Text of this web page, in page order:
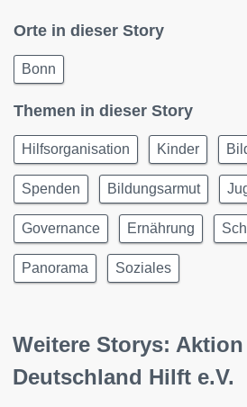
Orte in dieser Story
Bonn
Themen in dieser Story
Hilfsorganisation Kinder
Spenden Bildungsarmut
Governance Ernährung
Panorama Soziales
Weitere Storys: Aktion
Deutschland Hilft e.V.